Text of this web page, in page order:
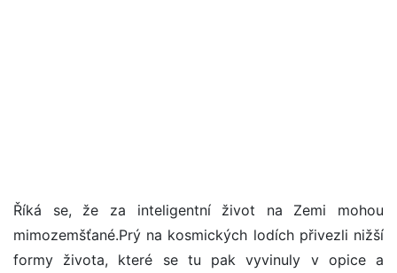
Říká se, že za inteligentní život na Zemi mohou
mimozemšťané.Prý na kosmických lodích přivezli nižší
formy života, které se tu pak vyvinuly v opice a